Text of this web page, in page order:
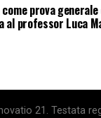
prova generale
al professor Luca
21. Testata